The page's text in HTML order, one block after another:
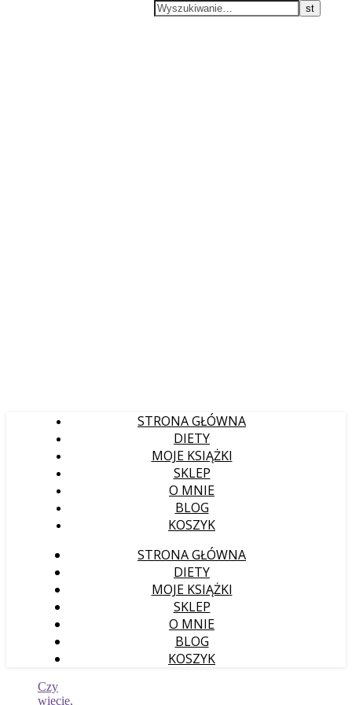
STRONA GŁÓWNA
DIETY
MOJE KSIĄŻKI
SKLEP
O MNIE
BLOG
KOSZYK
STRONA GŁÓWNA
DIETY
MOJE KSIĄŻKI
SKLEP
O MNIE
BLOG
KOSZYK
Czy
wiecie,